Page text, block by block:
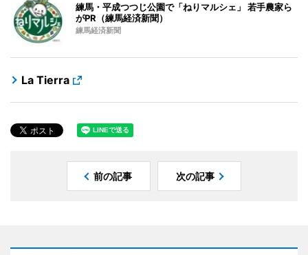
練馬・平成つつじ公園で「ねりマルシェ」 若手農家ら
がPR（練馬経済新聞）
練馬経済新聞
La Tierra
前の記事 次の記事